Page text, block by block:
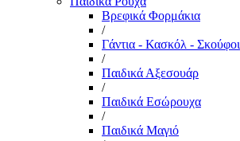
Βρεφικά Φορμάκια
/
Γάντια - Κασκόλ - Σκούφοι
/
Παιδικά Αξεσουάρ
/
Παιδικά Εσώρουχα
/
Παιδικά Μαγιό